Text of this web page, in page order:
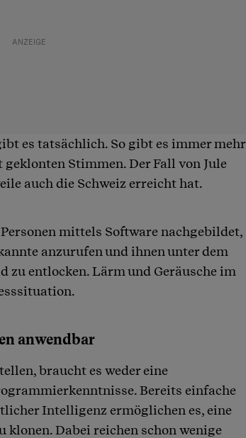
es tatsächlich. So gibt es immer mehr
geklonten Stimmen. Der Fall von Jule
auch die Schweiz erreicht hat.
mittels Software nachgebildet,
anzurufen und ihnen unter dem
zu entlocken. Lärm und Geräusche im
anwendbar
braucht es weder eine
Bereits einfache
Intelligenz ermöglichen es, eine
klonen. Dabei reichen schon wenige